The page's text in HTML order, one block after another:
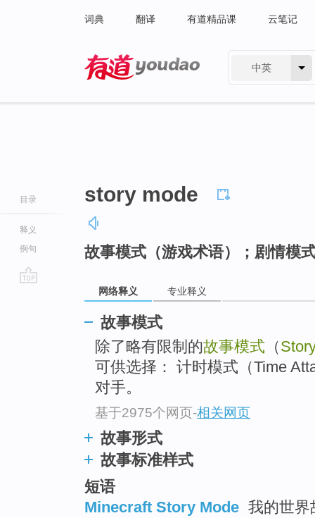
词典 翻译 有道精品课 云笔记
中英
目录
释义
例句
story mode
故事模式（游戏术语）；剧情模
网络释义 专业释义
故事模式
除了略有限制的故事模式 （
可供选择： 计时模式（Time
对手。
基于2975个网页-相关网页
故事形式
故事标准样式
短语
Minecraft Story Mode 我的世界